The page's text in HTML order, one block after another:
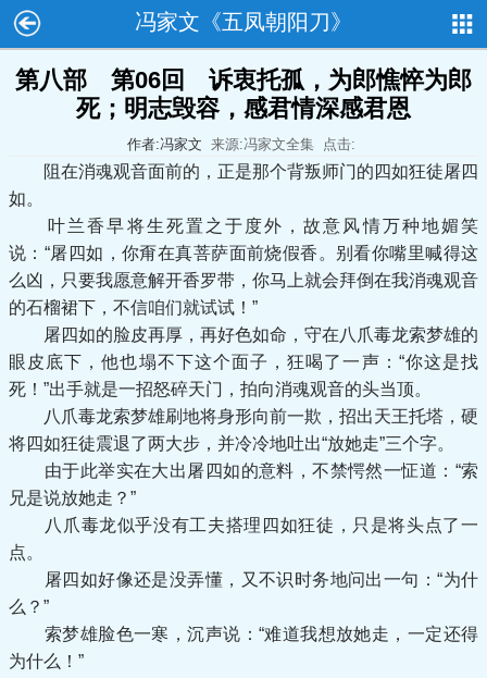
冯家文《五凤朝阳刀》
第八部 第06回 诉衷托孤，为郎憔悴为郎
死；明志毁容，感君情深感君恩
作者:冯家文 来源:冯家文全集 点击:
阻在消魂观音面前的，正是那个背叛师门的四如狂徒屠四
如。
叶兰香早将生死置之于度外，故意风情万种地媚笑
说：“屠四如，你甭在真菩萨面前烧假香。别看你嘴里喊得这
么凶，只要我愿意解开香罗带，你马上就会拜倒在我消魂观音
的石榴裙下，不信咱们就试试！”
屠四如的脸皮再厚，再好色如命，守在八爪毒龙索梦雄的
眼皮底下，他也塌不下这个面子，狂喝了一声：“你这是找
死！”出手就是一招怒碎天门，拍向消魂观音的头当顶。
八爪毒龙索梦雄刷地将身形向前一欺，招出天王托塔，硬
将四如狂徒震退了两大步，并冷冷地吐出“放她走”三个字。
由于此举实在大出屠四如的意料，不禁愕然一怔道：“索
兄是说放她走？”
八爪毒龙似乎没有工夫搭理四如狂徒，只是将头点了一
点。
屠四如好像还是没弄懂，又不识时务地问出一句：“为什
么？”
索梦雄脸色一寒，沉声说：“难道我想放她走，一定还得
为什么！”